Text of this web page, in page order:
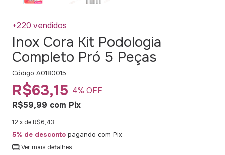
+220 vendidos
Inox Cora Kit Podologia
Completo Pró 5 Peças
Código A0180015
R$63,15 4% OFF
R$59,99 com Pix
12 x de R$6,43
5% de desconto pagando com Pix
Ver mais detalhes